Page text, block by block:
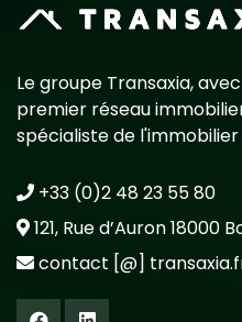
Le groupe Transaxia,
premier réseau
spécialiste de
+33 (0)2 48 23 55 80
121, Rue d’Auron 18000
contact [@]